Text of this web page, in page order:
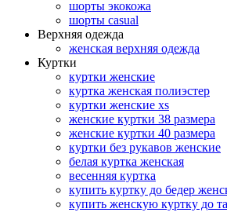
шорты экокожа
шорты casual
Верхняя одежда
женская верхняя одежда
Куртки
куртки женские
куртка женская полиэстер
куртки женские xs
женские куртки 38 размера
женские куртки 40 размера
куртки без рукавов женские
белая куртка женская
весенняя куртка
купить куртку до бедер
купить женскую куртку до